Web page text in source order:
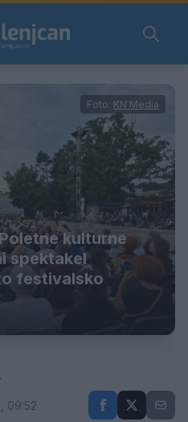
Foto: KN Media
kulturne
spektakel
festivalsko
09:52